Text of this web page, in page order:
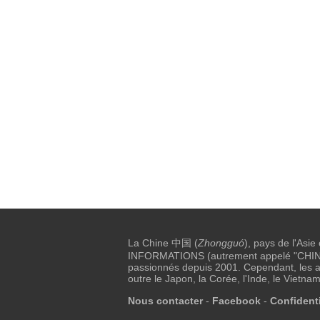
La Chine 中国 (Zhongguó), pays de l'Asie
INFORMATIONS (autrement appelé
passionnés depuis 2001. Cependant, les
outre le Japon, la Corée, l'Inde, le
Nous contacter- Facebook-